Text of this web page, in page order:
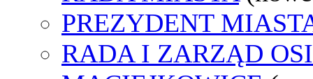
PREZYDENT
RADA I ZARZĄD